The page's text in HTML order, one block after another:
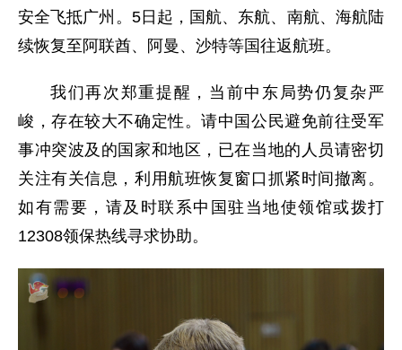
安全飞抵广州。5日起，国航、东航、南航、海航陆
续恢复至阿联酋、阿曼、沙特等国往返航班。
我们再次郑重提醒，当前中东局势仍复杂严
峻，存在较大不确定性。请中国公民避免前往受军
事冲突波及的国家和地区，已在当地的人员请密切
关注有关信息，利用航班恢复窗口抓紧时间撤离。
如有需要，请及时联系中国驻当地使领馆或拨打
12308领保热线寻求协助。